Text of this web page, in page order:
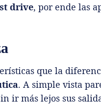
drive, por ende las
que la
. A simple vista
ir más lejos sus